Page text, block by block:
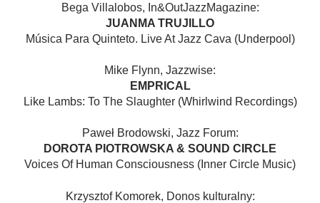
Bega Villalobos, In&OutJazzMagazine:
JUANMA TRUJILLO
Música Para Quinteto. Live At Jazz Cava (Underpool)
Mike Flynn, Jazzwise:
EMPRICAL
Like Lambs: To The Slaughter (Whirlwind Recordings)
Paweł Brodowski, Jazz Forum:
DOROTA PIOTROWSKA & SOUND CIRCLE
Voices Of Human Consciousness (Inner Circle Music)
Krzysztof Komorek, Donos kulturalny: